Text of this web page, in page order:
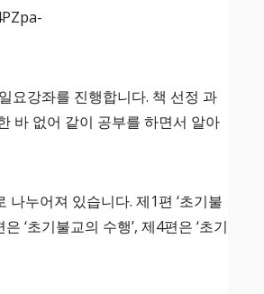
요강좌를 진행합니다. 책 선정 과
바 없어 같이 공부를 하면서 알아
누어져 있습니다. 제1편 ‘초기불
‘초기불교의 수행’, 제4편은 ‘초기